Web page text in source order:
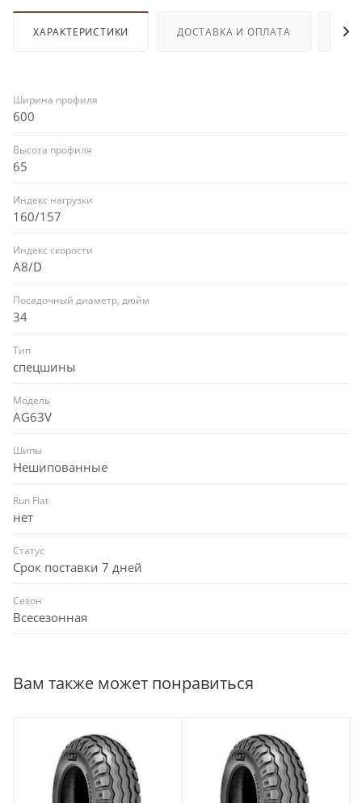
ХАРАКТЕРИСТИКИ ДОСТАВКА И ОПЛАТА
Ширина профиля
600
Высота профиля
65
Индекс нагрузки
160/157
Индекс скорости
A8/D
Посадочный диаметр, дюйм
34
Тип
спецшины
Модель
AG63V
Шипы
Нешипованные
Run Flat
нет
Статус
Срок поставки 7 дней
Сезон
Всесезонная
Вам также может понравиться